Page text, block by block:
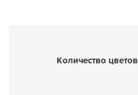
Количество цветов